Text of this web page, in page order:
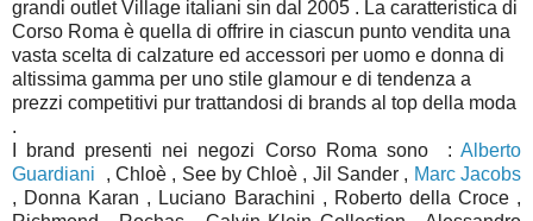
grandi outlet Village italiani sin dal 2005 . La caratteristica di
Corso Roma è quella di offrire in ciascun punto vendita una
vasta scelta di calzature ed accessori per uomo e donna di
altissima gamma per uno stile glamour e di tendenza a
prezzi competitivi pur trattandosi di brands al top della moda
.
I brand presenti nei negozi Corso Roma sono : Alberto
Guardiani
, Chloè , See by Chloè , Jil Sander , Marc Jacobs
, Donna Karan , Luciano Barachini , Roberto della Croce ,